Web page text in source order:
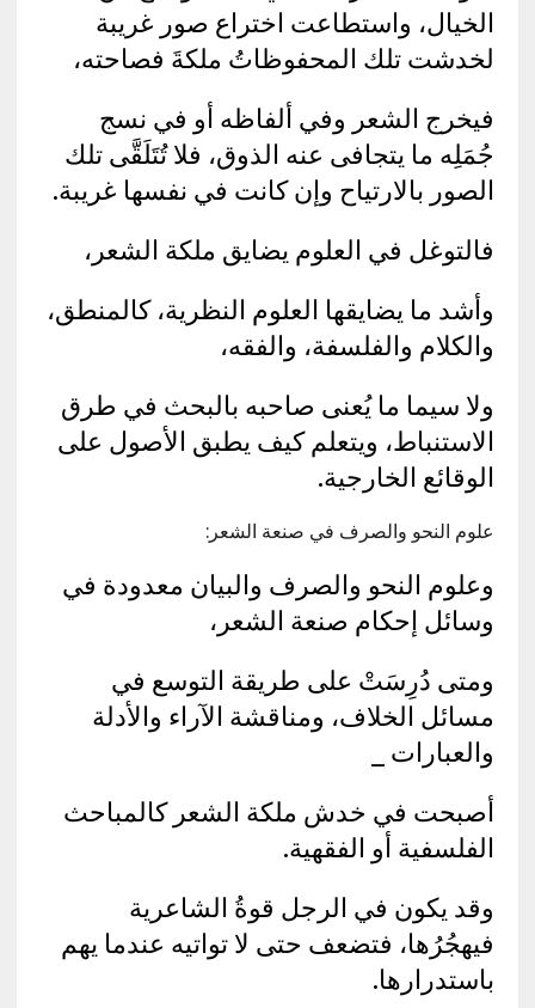
الخيال، واستطاعت اختراع صور غريبة
لخدشت تلك المحفوظاتُ ملكةَ فصاحته،
فيخرج الشعر وفي ألفاظه أو في نسج
جُمَلِه ما يتجافى عنه الذوق، فلا تُتَلَقَّى تلك
الصور بالارتياح وإن كانت في نفسها غريبة.
فالتوغل في العلوم يضايق ملكة الشعر،
وأشد ما يضايقها العلوم النظرية، كالمنطق،
والكلام والفلسفة، والفقه،
ولا سيما ما يُعنى صاحبه بالبحث في طرق
الاستنباط، ويتعلم كيف يطبق الأصول على
الوقائع الخارجية.
علوم النحو والصرف في صنعة الشعر:
وعلوم النحو والصرف والبيان معدودة في
وسائل إحكام صنعة الشعر،
ومتى دُرِسَتْ على طريقة التوسع في
مسائل الخلاف، ومناقشة الآراء والأدلة
والعبارات _
أصبحت في خدش ملكة الشعر كالمباحث
الفلسفية أو الفقهية.
وقد يكون في الرجل قوةُ الشاعرية
فيهجُرُها، فتضعف حتى لا تواتيه عندما يهم
باستدرارها.